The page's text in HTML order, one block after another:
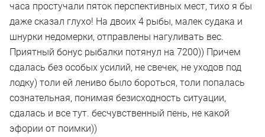
часа простучали пяток перспективных мест, тихо я бы
даже сказал глухо! На двоих 4 рыбы, малек судака и
шнурки недомерки, отправлены нагуливать вес.
Приятный бонус рыбалки потянул на 7200)) Причем
сдалась без особых усилий, не свечек, не уходов под
лодку) толи ей лениво было бороться, толи попалась
сознательная, понимая безисходность ситуации,
сдалась и все тут. бесчувственный пень, не какой
эфории от поимки))